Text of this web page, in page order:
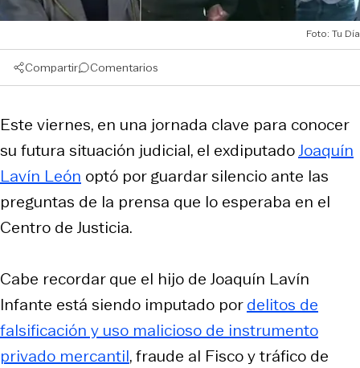
Foto: Tu Día
Compartir Comentarios
Este viernes, en una jornada clave para conocer
su futura situación judicial, el exdiputadoJoaquín
Lavín León optó por guardar silencio ante las
preguntas de la prensa que lo esperaba en el
Centro de Justicia.
Cabe recordar que el hijo de Joaquín Lavín
Infante está siendo imputado pordelitos de
falsificación y uso malicioso de instrumento
privado mercantil, fraude al Fisco y tráfico de